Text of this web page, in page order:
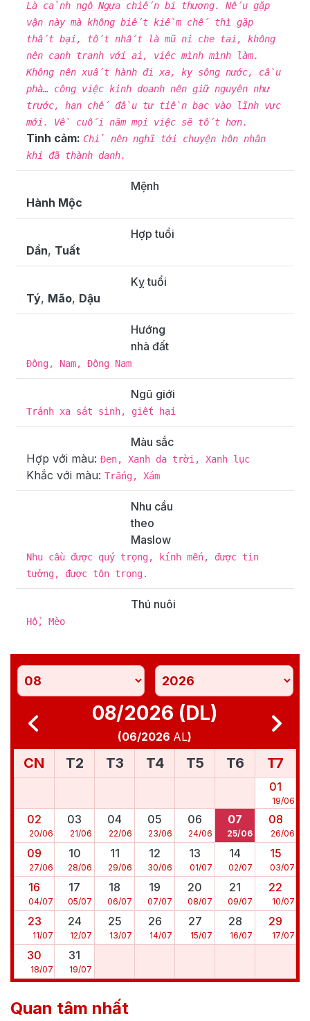
Là cảnh ngộ Ngựa chiến bị thương. Nếu gặp
vận này mà không biết kiềm chế thì gặp
thất bại, tốt nhất là mũ ni che tai, không
nên cạnh tranh với ai, việc mình mình làm.
Không nên xuất hành đi xa, kỵ sông nước, cầu
phà… công việc kinh doanh nên giữ nguyên như
trước, hạn chế đầu tư tiền bạc vào lĩnh vực
mới. Về cuối năm mọi việc sẽ tốt hơn.
Tình cảm: Chỉ nên nghĩ tới chuyện hôn nhân
khi đã thành danh.
Mệnh
Hành Mộc
Hợp tuổi
Dần, Tuất
Kỵ tuổi
Tý, Mão, Dậu
Hướng
nhà đất
Đông, Nam, Đông Nam
Ngũ giới
Tránh xa sát sinh, giết hại
Màu sắc
Hợp với màu: Đen, Xanh da trời, Xanh lục
Khắc với màu: Trắng, Xám
Nhu cầu
theo
Maslow
Nhu cầu được quý trọng, kính mến, được tin
tưởng, được tôn trọng.
Thú nuôi
Hổ, Mèo
08/2026 (DL)
(06/2026 AL)
CN T2 T3 T4 T5 T6 T7
01
19/06
02
20/06
03
21/06
04
22/06
05
23/06
06
24/06
07
25/06
08
26/06
09
27/06
10
28/06
11
29/06
12
30/06
13
01/07
14
02/07
15
03/07
16
04/07
17
05/07
18
06/07
19
07/07
20
08/07
21
09/07
22
10/07
23
11/07
24
12/07
25
13/07
26
14/07
27
15/07
28
16/07
29
17/07
30
18/07
31
19/07
Quan tâm nhất